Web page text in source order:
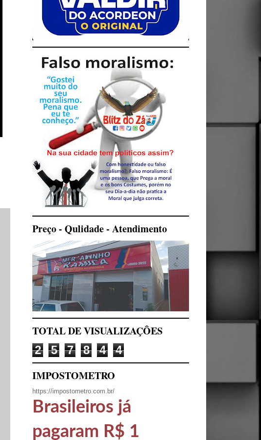
Preço - Qulidade - Atendimento
TOTAL DE VISUALIZAÇÔES
2 5 7 8 4 4
IMPOSTOMETRO
https://impostometro.com.br/
Brasileiros já
pagaram R$ 1